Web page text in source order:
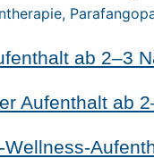
ab 2–3
Aufenthalt ab
Wellness-